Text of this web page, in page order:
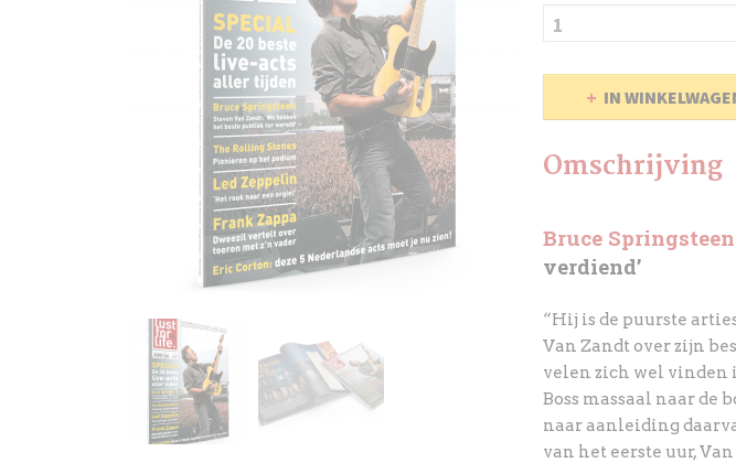
IN
Omschrijving
Bruce Springsteen
verdiend’
“Hij is de puurste
Van Zandt over zijn
velen zich wel vinden
Boss massaal naar de
naar aanleiding
van het eerste uur,